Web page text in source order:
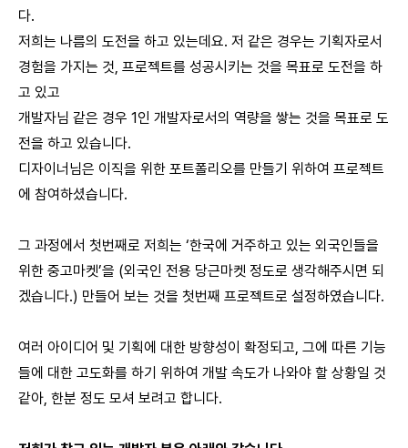
다.
저희는 나름의 도전을 하고 있는데요. 저 같은 경우는 기획자로서
경험을 가지는 것, 프로젝트를 성공시키는 것을 목표로 도전을 하
고 있고
개발자님 같은 경우 1인 개발자로서의 역량을 쌓는 것을 목표로 도
전을 하고 있습니다.
디자이너님은 이직을 위한 포트폴리오를 만들기 위하여 프로젝트
에 참여하셨습니다.
그 과정에서 첫번째로 저희는 ‘한국에 거주하고 있는 외국인들을
위한 중고마켓’을 (외국인 전용 당근마켓 정도로 생각해주시면 되
겠습니다.) 만들어 보는 것을 첫번째 프로젝트로 설정하였습니다.
여러 아이디어 및 기획에 대한 방향성이 확정되고, 그에 따른 기능
들에 대한 고도화를 하기 위하여 개발 속도가 나와야 할 상황일 것
같아, 한분 정도 모셔 보려고 합니다.